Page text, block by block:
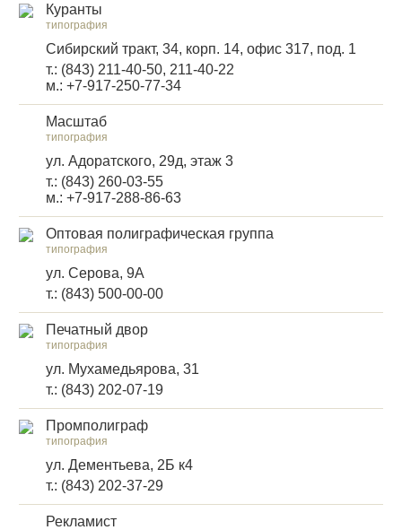
Куранты
типография
Сибирский тракт, 34, корп. 14, офис 317, под. 1
т.: (843) 211-40-50, 211-40-22
м.: +7-917-250-77-34
Масштаб
типография
ул. Адоратского, 29д, этаж 3
т.: (843) 260-03-55
м.: +7-917-288-86-63
Оптовая полиграфическая группа
типография
ул. Серова, 9А
т.: (843) 500-00-00
Печатный двор
типография
ул. Мухамедьярова, 31
т.: (843) 202-07-19
Промполиграф
типография
ул. Дементьева, 2Б к4
т.: (843) 202-37-29
Рекламист